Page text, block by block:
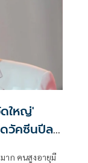
ใหญ่'
วัคซีนปีละ
าก คนสูงอายุมี